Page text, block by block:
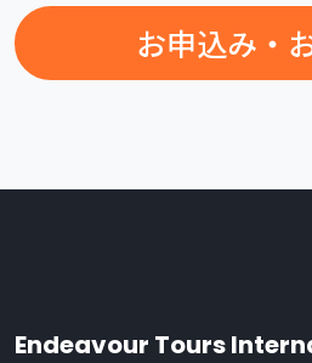
お申込み・
Endeavour Tours